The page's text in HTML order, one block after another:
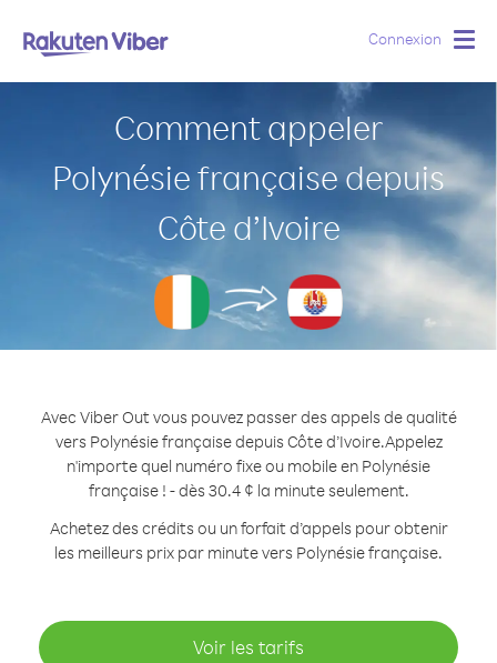
Connexion
Comment appeler
Polynésie française depuis
Côte d’Ivoire
Avec Viber Out vous pouvez passer des appels de qualité
vers Polynésie française depuis Côte d’Ivoire.Appelez
n'importe quel numéro fixe ou mobile en Polynésie
française ! - dès 30.4 ¢ la minute seulement.
Achetez des crédits ou un forfait d’appels pour obtenir
les meilleurs prix par minute vers Polynésie française.
Voir les tarifs